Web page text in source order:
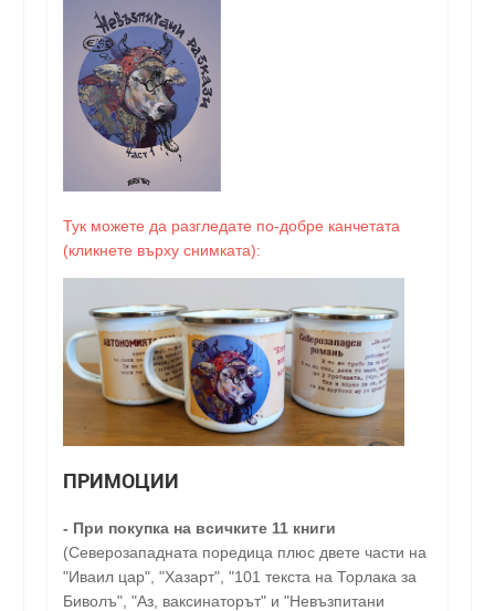
Тук можете да разгледате по-добре канчетата
(кликнете върху снимката):
ПРИМОЦИИ
- При покупка на всичките 11 книги
(Северозападната поредица плюс двете части на
"Иваил цар", "Хазарт", "101 текста на Торлака за
Биволъ", "Аз, ваксинаторът" и "Невъзпитани